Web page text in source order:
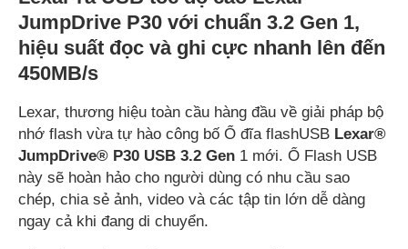
JumpDrive P30 với chuẩn 3.2 Gen 1,
hiệu suất đọc và ghi cực nhanh lên đến
450MB/s
Lexar, thương hiệu toàn cầu hàng đầu về giải pháp bộ
nhớ flash vừa tự hào công bố Ổ đĩa flashUSB Lexar®
JumpDrive® P30 USB 3.2 Gen 1 mới. Ổ Flash USB
này sẽ hoàn hảo cho người dùng có nhu cầu sao
chép, chia sẻ ảnh, video và các tập tin lớn dễ dàng
ngay cả khi đang di chuyển.